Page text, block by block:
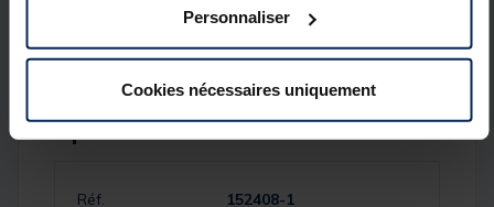
Personnaliser
Cookies nécessaires uniquement
Spécifications
Réf.
152408-1